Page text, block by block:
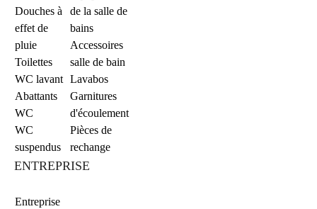
Douches à
effet de
pluie
Toilettes
WC lavant
Abattants
WC
WC
suspendus
de la salle de
bains
Accessoires
salle de bain
Lavabos
Garnitures
d'écoulement
Pièces de
rechange
ENTREPRISE
Entreprise